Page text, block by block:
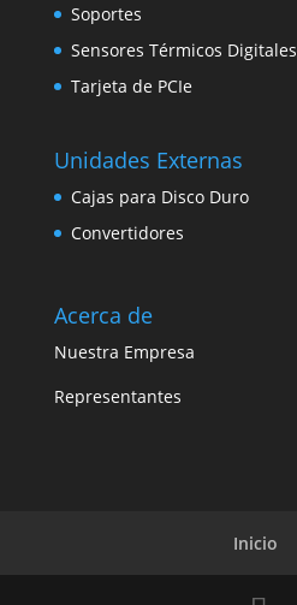
Soportes
Sensores Térmicos Digitales
Tarjeta de PCIe
Unidades Externas
Cajas para Disco Duro
Convertidores
Acerca de
Nuestra Empresa
Representantes
Inicio